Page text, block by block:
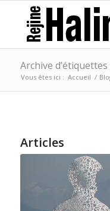
Archive
Vous êtes ici : Accueil /
Articles